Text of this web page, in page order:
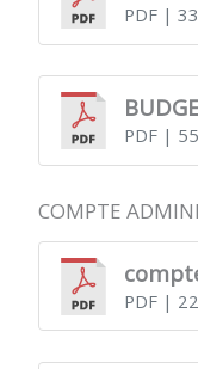
PDF|
PDF|
COMPTE
PDF|